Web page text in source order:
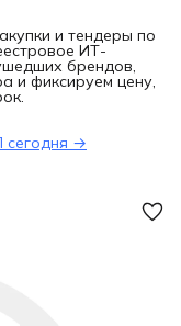
и тендеры по
ИТ-
брендов,
и фиксируем цену,
сегодня →